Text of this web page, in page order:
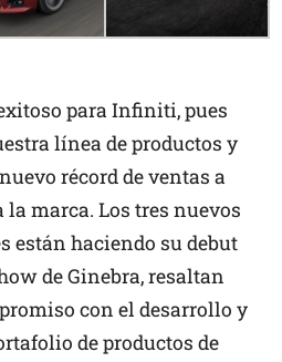
para Infiniti, pues
línea de productos y
récord de ventas a
marca. Los tres nuevos
están haciendo su debut
de Ginebra, resaltan
con el desarrollo y
de productos de